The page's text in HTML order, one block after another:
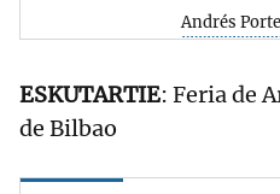
Andrés
ESKUTARTIE: Feria de
de Bilbao